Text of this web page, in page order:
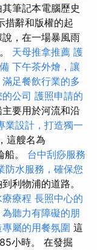
筆記本電腦歷史
措辭和版權的起
，在一場暴風雨
天母推拿推薦 護
下午茶外燴，讓
足餐飲行業的多
公司 護照申請的
要用於河流和沿
業設計，打造獨一
這艘名為
。 台中刮痧服務
防水服務，確保您
利物浦的道路。
療程 長照中心的
聽力有障礙的朋
屬的用餐氛圍 這
小時。 在發掘